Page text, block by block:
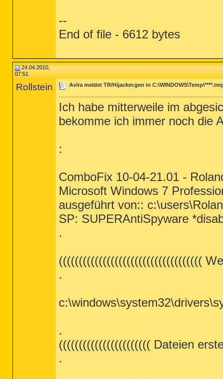
--
End of file - 6612 bytes
24.04.2010,
07:51
Rollstein Avira meldet TR/Hijacker.gen in
Ich habe mitterweile im
bekomme ich immer noch die
:
ComboFix 10-04-21.01 -
Microsoft Windows 7
ausgeführt von::
SP: SUPERAntiSpyware
.
((((((((((((((((((((((((((((((((((((
.
.
((((((((((((((((((((((( Dateien
.